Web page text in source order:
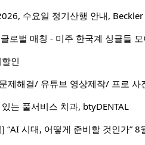
수요일 정기산행 안내,
로벌 매칭 - 미주 한국계 싱글들
인
제해결/ 유튜브 영상제작/ 프로 사
는 풀서비스 치과, btyDENTAL
“AI 시대, 어떻게 준비할 것인가” 8